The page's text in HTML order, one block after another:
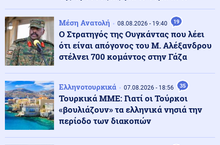
Σχολεία: Τι «φέρνει» το πολλαπλό βιβλίο – Οι
εκκρεμότητες και τα επόμενα βήματα
ΗΠΑ 09.08.2026 - 09:47
Πυρετός στο αμερικανικό Πεντάγωνο: Πιέσεις για νέα
όπλα - Στερεύουν τα αποθέματα
Υγεία 09.08.2026 - 09:41
Ιός Δυτικού Νείλου: Πώς μεταδίδεται, τα συμπτώματα
- Πώς να προστατευθείτε
Μέση Ανατολή 08.08.2026 - 19:40 19
Ο Στρατηγός της Ουγκάντας που λέει
ότι είναι απόγονος του Μ. Αλέξανδρου
στέλνει 700 κομάντος στην Γάζα
Ελληνοτουρκικά 07.08.2026 - 18:56 35
Τουρκικά ΜΜΕ: Γιατί οι Τούρκοι
«βουλιάζουν» τα ελληνικά νησιά την
περίοδο των διακοπών